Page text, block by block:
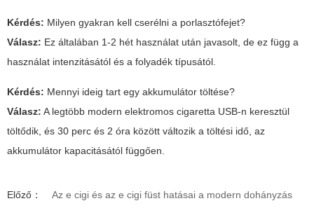
Kérdés: Milyen gyakran kell cserélni a porlasztófejet?
Válasz: Ez általában 1-2 hét használat után javasolt, de ez függ a
használat intenzitásától és a folyadék típusától.
Kérdés: Mennyi ideig tart egy akkumulátor töltése?
Válasz: A legtöbb modern elektromos cigaretta USB-n keresztül
töltődik, és 30 perc és 2 óra között változik a töltési idő, az
akkumulátor kapacitásától függően.
Előző：
Az e cigi és az e cigi füst hatásai a modern dohányzás